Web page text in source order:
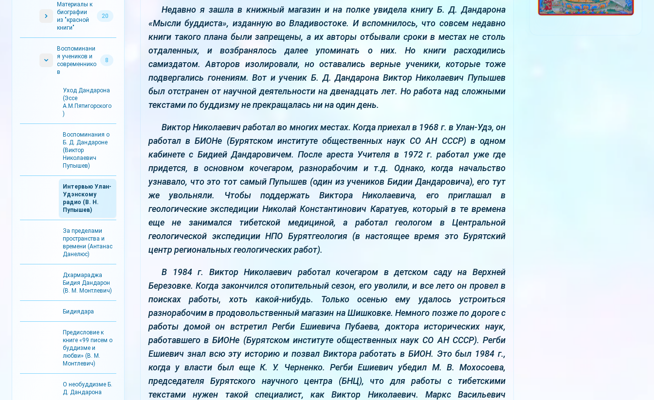
Материалы к
биографии
из "красной
книги"
20
Воспоминани
я учеников и
современнико
в
8
Уход Дандарона
(Эссе
А.М.Пятигорского
)
Воспоминания о
Б. Д. Дандароне
(Виктор
Николаевич
Пупышев)
Интервью Улан-
Удэнскому
радио (В. Н.
Пупышев)
За пределами
пространства и
времени (Антанас
Данелюс)
Дхармараджа
Бидия Дандарон
(В. М. Монтлевич)
Бидиядара
Предисловие к
книге «99 писем о
буддизме и
любви» (В. М.
Монтлевич)
О необуддизме Б.
Д. Дандарона
Недавно я зашла в книжный магазин и на полке увидела книгу Б. Д. Дандарона
«Мысли буддиста», изданную во Владивостоке. И вспомнилось, что совсем недавно
книги такого плана были запрещены, а их авторы отбывали сроки в местах не столь
отдаленных, и возбранялось далее упоминать о них. Но книги расходились
самиздатом. Авторов изолировали, но оставались верные ученики, которые тоже
подвергались гонениям. Вот и ученик Б. Д. Дандарона Виктор Николаевич Пупышев
был отстранен от научной деятельности на двенадцать лет. Но работа над сложными
текстами по буддизму не прекращалась ни на один день.
Виктор Николаевич работал во многих местах. Когда приехал в 1968 г. в Улан-Удэ, он
работал в БИОНе (Бурятском институте общественных наук СО АН СССР) в одном
кабинете с Бидией Дандаровичем. После ареста Учителя в 1972 г. работал уже где
придется, в основном кочегаром, разнорабочим и т.д. Однако, когда начальство
узнавало, что это тот самый Пупышев (один из учеников Бидии Дандаровича), его тут
же увольняли. Чтобы поддержать Виктора Николаевича, его приглашал в
геологические экспедиции Николай Константинович Каратуев, который в те времена
еще не занимался тибетской медициной, а работал геологом в Центральной
геологической экспедиции НПО Бурятгеология (в настоящее время это Бурятский
центр региональных геологических работ).
В 1984 г. Виктор Николаевич работал кочегаром в детском саду на Верхней
Березовке. Когда закончился отопительный сезон, его уволили, и все лето он провел в
поисках работы, хоть какой-нибудь. Только осенью ему удалось устроиться
разнорабочим в продовольственный магазин на Шишковке. Немного позже по дороге с
работы домой он встретил Регби Ешиевича Пубаева, доктора исторических наук,
работавшего в БИОНе (Бурятском институте общественных наук СО АН СССР). Регби
Ешиевич знал всю эту историю и позвал Виктора работать в БИОН. Это был 1984 г.,
когда у власти был еще К. У. Черненко. Регби Ешиевич убедил М. В. Мохосоева,
председателя Бурятского научного центра (БНЦ), что для работы с тибетскими
текстами нужен такой специалист, как Виктор Николаевич. Маркс Васильевич